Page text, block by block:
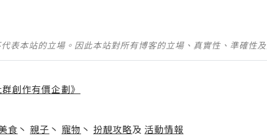
表本站的立場。因此本站對所有博客的立場、真實性、準確性
創作有價企劃》
食 丶 親子 丶 寵物 丶 扮靚攻略及 活動情報